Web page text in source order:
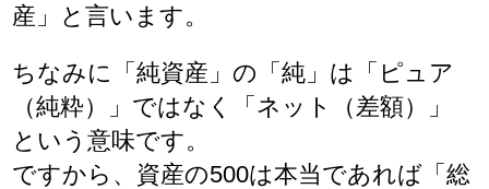
産」と言います。
ちなみに「純資産」の「純」は「ピュア
（純粋）」ではなく「ネット（差額）」
という意味です。
ですから、資産の500は本当であれば「総